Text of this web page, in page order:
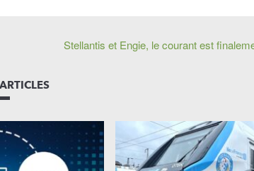
Stellantis et Engie, le courant est